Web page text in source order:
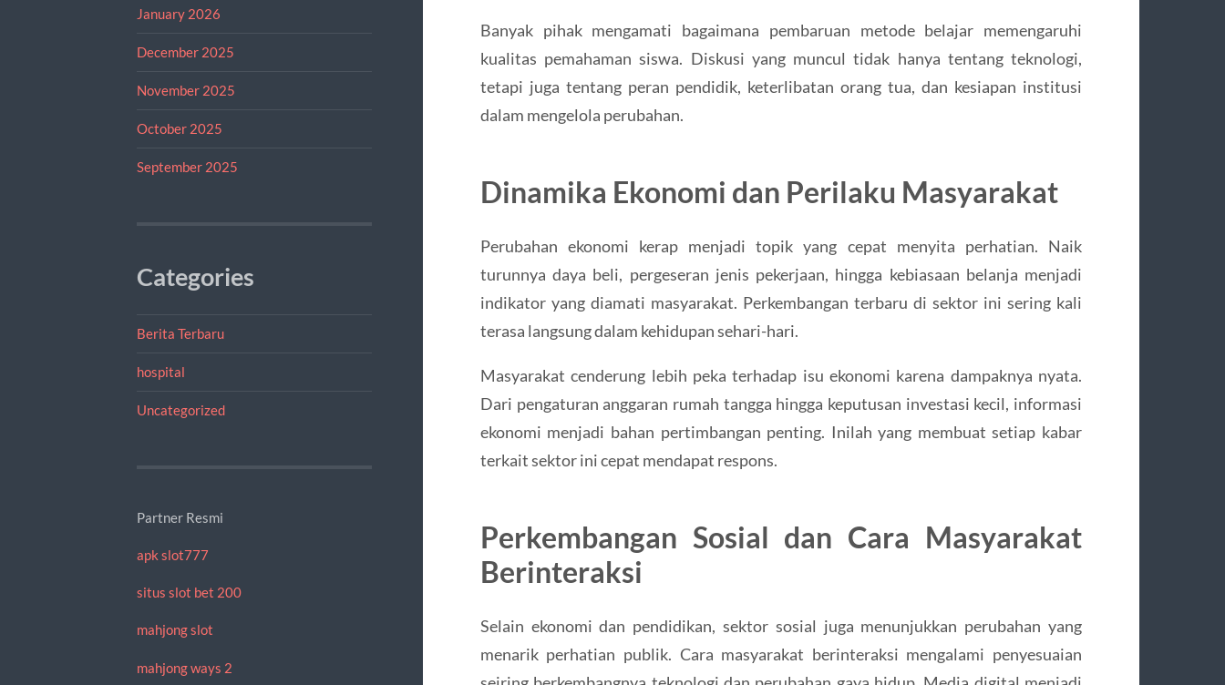
January 2026
December 2025
November 2025
October 2025
September 2025
Categories
Berita Terbaru
hospital
Uncategorized
Partner Resmi
apk slot777
situs slot bet 200
mahjong slot
mahjong ways 2
Banyak pihak mengamati bagaimana pembaruan metode belajar memengaruhi
kualitas pemahaman siswa. Diskusi yang muncul tidak hanya tentang teknologi,
tetapi juga tentang peran pendidik, keterlibatan orang tua, dan kesiapan institusi
dalam mengelola perubahan.
Dinamika Ekonomi dan Perilaku Masyarakat
Perubahan ekonomi kerap menjadi topik yang cepat menyita perhatian. Naik
turunnya daya beli, pergeseran jenis pekerjaan, hingga kebiasaan belanja menjadi
indikator yang diamati masyarakat. Perkembangan terbaru di sektor ini sering kali
terasa langsung dalam kehidupan sehari-hari.
Masyarakat cenderung lebih peka terhadap isu ekonomi karena dampaknya nyata.
Dari pengaturan anggaran rumah tangga hingga keputusan investasi kecil, informasi
ekonomi menjadi bahan pertimbangan penting. Inilah yang membuat setiap kabar
terkait sektor ini cepat mendapat respons.
Perkembangan Sosial dan Cara Masyarakat
Berinteraksi
Selain ekonomi dan pendidikan, sektor sosial juga menunjukkan perubahan yang
menarik perhatian publik. Cara masyarakat berinteraksi mengalami penyesuaian